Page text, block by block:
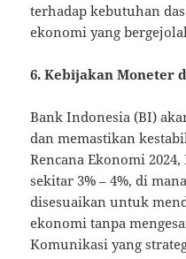
terhadap kebutuhan
ekonomi yang
6. Kebijakan Moneter
Bank Indonesia (BI)
dan memastikan
Rencana Ekonomi
sekitar 3% – 4%, di
disesuaikan untuk
ekonomi tanpa
Komunikasi yang